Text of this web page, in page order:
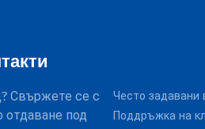
Свържете се с
отдаване под
Често задавани
Поддръжка на